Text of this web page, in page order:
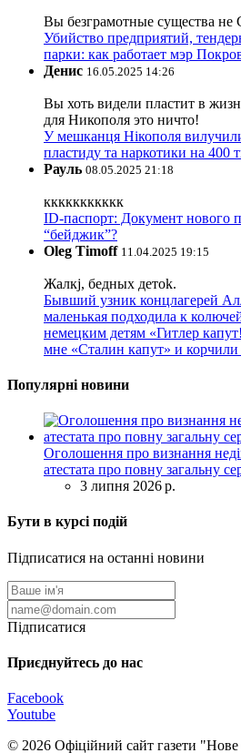
Вы безграмотные существа не
Убийство предприятий,
парки: как работает мэр
Денис 16.05.2025 14:26
Вы хоть видели пластит в
для Никополя это ничто!
У мешканця Нікополя
пластиду та наркотики на 400
Рауль 08.05.2025 21:18
ккккккккккк
ID-паспорт: Документ нового
“бейджик”?
Oleg Timoff 11.04.2025 19:15
Жалкj, бедных детok.
Бывший узник концлагерей
маленькая подходила к
немецким детям «Гитлер
мне «Сталин капут» и
Популярні новини
Оголошення про визнання
атестата про повну загальну
3 липня 2026 р.
Бути в курсі подій
Підписатися на останні новини
Підписатися
Приєднуйтесь до нас
Facebook
Youtube
© 2026 Офіційний сайт газети